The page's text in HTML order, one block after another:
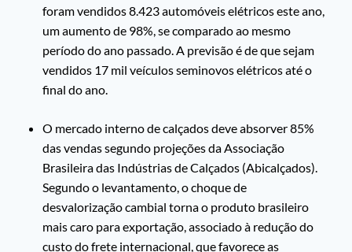
foram vendidos 8.423 automóveis elétricos este ano,
um aumento de 98%, se comparado ao mesmo
período do ano passado. A previsão é de que sejam
vendidos 17 mil veículos seminovos elétricos até o
final do ano.
O mercado interno de calçados deve absorver 85%
das vendas segundo projeções da Associação
Brasileira das Indústrias de Calçados (Abicalçados).
Segundo o levantamento, o choque de
desvalorização cambial torna o produto brasileiro
mais caro para exportação, associado à redução do
custo do frete internacional, que favorece as